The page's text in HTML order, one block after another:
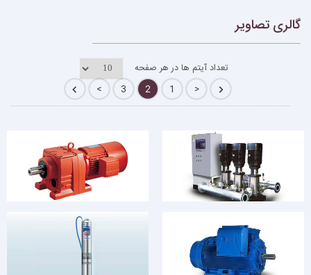
گالری تصاویر
تعداد آیتم ها در هر صفحه
<
1
2
3
>